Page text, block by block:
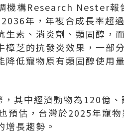
機構Research Nester報
年，年複合成長率超
素、消炎劑、類固醇，
芝的抗發炎效果，一部
低寵物原有類固醇使用
其中經濟動物為120億
預估，台灣於2025年寵
長趨勢。